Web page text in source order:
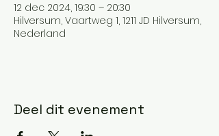
12 dec 2024, 19:30 – 20:30
Hilversum, Vaartweg 1, 1211 JD Hilversum,
Nederland
Deel dit evenement